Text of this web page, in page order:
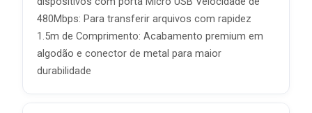
480Mbps: Para transferir arquivos com rapidez
1.5m de Comprimento: Acabamento premium em
algodão e conector de metal para maior
durabilidade